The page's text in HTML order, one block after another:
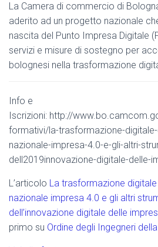
La Camera di commercio di
aderito ad un progetto nazionale
nascita del Punto Impresa Digitale
servizi e misure di sostegno per
bolognesi nella trasformazione
Info e
Iscrizioni: http://
formativi/la-trasformazione-
nazionale-impresa-4.0-e-gli-altri-
dell2019innovazione-digitale-delle-
L’articolo La trasformazione
nazionale impresa 4.0 e gli altri
dell’innovazione digitale delle
primo su Ordine degli Ingegneri